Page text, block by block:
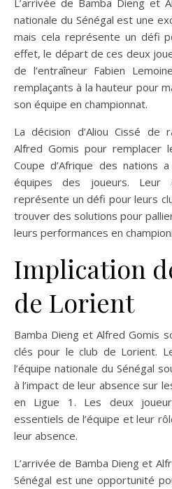
L’arrivée de Bamba Dieng et
nationale du Sénégal est une
mais cela représente un défi
effet, le départ de ces deux
de l’entraîneur Fabien
remplaçants à la hauteur pour
son équipe en championnat.
La décision d’Aliou Cissé de
Alfred Gomis pour remplacer
Coupe d’Afrique des nations
équipes des joueurs.
représente un défi pour leurs
trouver des solutions pour
leurs performances en
Implication
de Lorient
Bamba Dieng et Alfred Gomis
clés pour le club de Lorient.
l’équipe nationale du Sénégal
à l’impact de leur absence sur
en Ligue 1. Les deux
essentiels de l’équipe et leur
leur absence.
L’arrivée de Bamba Dieng et
Sénégal est une opportunité